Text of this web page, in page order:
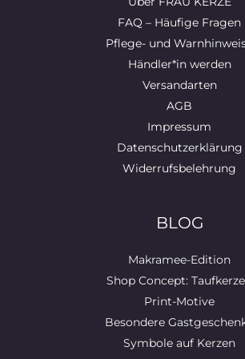
FAQ – Häufige Fragen
Pflege- und
Händler*in werden
Versandarten
AGB
Impressum
Datenschutzerklärung
Widerrufsbelehrung
BLOG
Makramee-Edition
Shop Concept:
Print-Motive
Besondere
Symbole auf Kerzen